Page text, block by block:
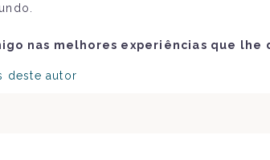
nas melhores experiências que lhe
deste autor